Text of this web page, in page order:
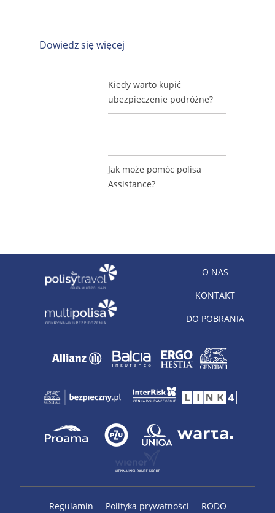
Dowiedz się więcej
Kiedy warto kupić
ubezpieczenie podróżne?
Jak może pomóc polisa
Assistance?
O NAS
KONTAKT
DO POBRANIA
Regulamin Polityka prywatności RODO